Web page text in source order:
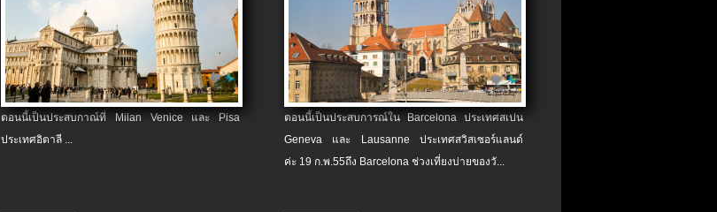
ตอนนี้เป็นประสบกาณ์ที่ Milan Venice และ Pisa
ประเทศอิตาลี ...
ตอนนี้เป็นประสบการณ์ใน Barcelona ประเทศสเปน
Geneva และ Lausanne ประเทศสวิสเซอร์แลนด์
ค่ะ 19 ก.พ.​55ถึง Barcelona ช่วงเที่ยงบ่ายของวั...